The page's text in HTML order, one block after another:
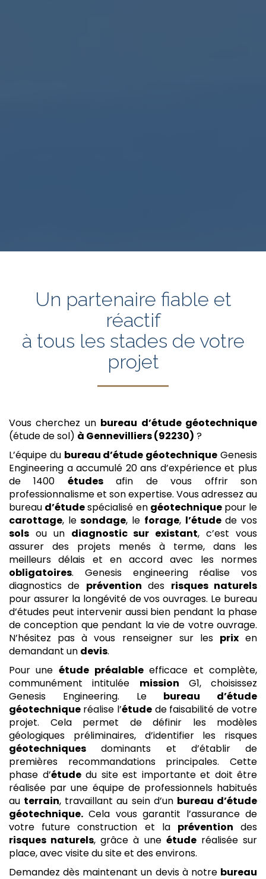
Un partenaire fiable et
réactif
à tous les stades de votre
projet
Vous cherchez un bureau d’étude géotechnique
(étude de sol) à Gennevilliers (92230) ?
L’équipe du bureau d’étude géotechnique Genesis
Engineering a accumulé 20 ans d’expérience et plus
de 1400 étudesafin de vous offrir son
professionnalisme et son expertise. Vous adressez au
bureau d’étudespécialisé en géotechniquepour le
carottage, lesondage, le forage, l’étudede vos
sols ou un diagnostic sur existant, c’est vous
assurer des projets menés à terme, dans les
meilleurs délais et en accord avec les normes
obligatoires. Genesis engineering réalise vos
diagnostics de prévention des risques naturels
pour assurer la longévité de vos ouvrages. Le bureau
d’études peut intervenir aussi bien pendant la phase
de conception que pendant la vie de votre ouvrage.
N’hésitez pas à vous renseigner sur les prixen
demandant un devis.
Pour une étude préalable efficace et complète,
communément intitulée mission G1, choisissez
Genesis Engineering. Le bureau d’étude
géotechnique réalise l’étudede faisabilité de votre
projet. Cela permet de définir les modèles
géologiques préliminaires, d’identifier les risques
géotechniques dominants et d’établir de
premières recommandations principales. Cette
phase d’étudedu site est importante et doit être
réalisée par une équipe de professionnels habitués
au terrain, travaillant au sein d’un bureau d’étude
géotechnique. Cela vous garantit l’assurance de
votre future construction et la prévention des
risques naturels, grâce à une étuderéalisée sur
place, avec visite du site et des environs.
Demandez dès maintenant un devis à notre bureau